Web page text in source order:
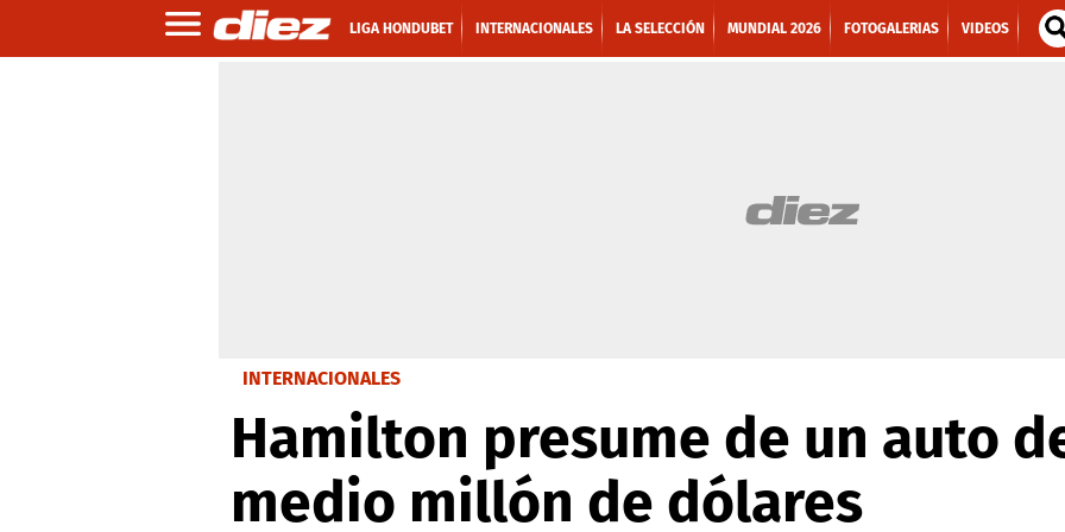
LIGA HONDUBET INTERNACIONALES LA SELECCIÓN MUNDIAL 2026 FOTOGALERIAS VIDEOS
INTERNACIONALES
Hamilton presume de un auto
medio millón de dólares